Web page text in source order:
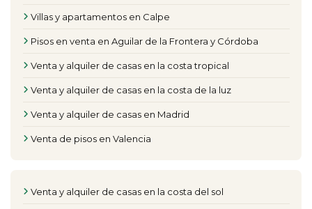
Villas y apartamentos en Calpe
Pisos en venta en Aguilar de la Frontera y Córdoba
Venta y alquiler de casas en la costa tropical
Venta y alquiler de casas en la costa de la luz
Venta y alquiler de casas en Madrid
Venta de pisos en Valencia
Venta y alquiler de casas en la costa del sol